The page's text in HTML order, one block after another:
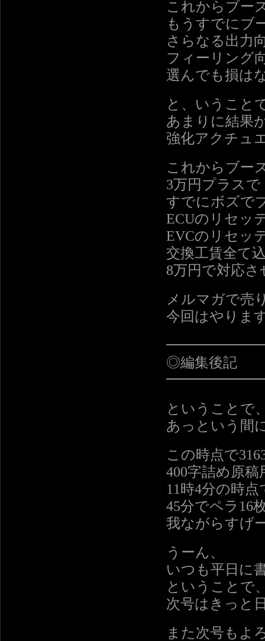
これからブー
もうすでにブ
さらなる出力
フィーリング
選んでも損は
と、いうこと
あまりに結果
強化アクチュ
これからブー
3万円プラスで
すでにボズで
ECUのリセッ
EVCのリセッ
交換工賃全て
8万円で対応
メルマガで売
今回はやりま
◎編集後記
ということで
あっという間
この時点で
400字詰め原
11時4分の時
45分でペラ16
我ながらすげ
うーん、
いつも平日に
ということで
次号はきっと
また次号もよ